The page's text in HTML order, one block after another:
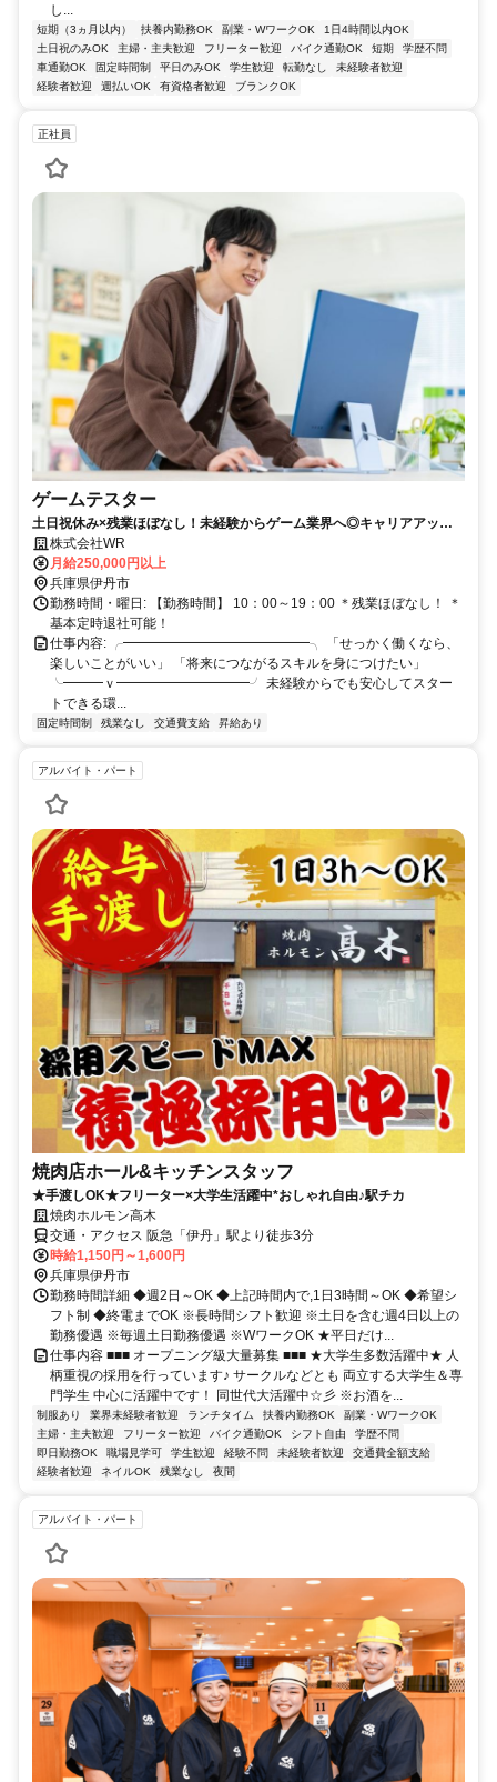
し...
短期（3ヵ月以内） 扶養内勤務OK 副業・WワークOK
1日4時間以内OK
土日祝のみOK
主婦・主夫歓迎 フリーター歓迎 バイク通勤OK 短期
学歴不問
車通勤OK
固定時間制 平日のみOK 学生歓迎 転勤なし
未経験者歓迎
経験者歓迎
週払いOK 有資格者歓迎 ブランクOK
正社員
ゲームテスター
土日祝休み×残業ほぼなし！未経験からゲーム業界へ◎キャリアアップ
もしっかりサポート✨
株式会社WR
月給250,000円以上
兵庫県伊丹市
勤務時間・曜日: 【勤務時間】 10：00～19：00 ＊残業ほぼなし！ ＊
基本定時退社可能！
仕事内容: ╭━━━━━━━━━━━━━━╮ 「せっかく働くなら、
楽しいことがいい」 「将来につながるスキルを身につけたい」
╰━━━ｖ━━━━━━━━━━╯ 未経験からでも安心してスター
トできる環...
固定時間制 残業なし 交通費支給 昇給あり
アルバイト・パート
焼肉店ホール&キッチンスタッフ
★手渡しOK★フリーター×大学生活躍中*おしゃれ自由♪駅チカ
焼肉ホルモン高木
交通・アクセス 阪急「伊丹」駅より徒歩3分
時給1,150円～1,600円
兵庫県伊丹市
勤務時間詳細 ◆週2日～OK ◆上記時間内で,1日3時間～OK ◆希望シ
フト制 ◆終電までOK ※長時間シフト歓迎 ※土日を含む週4日以上の
勤務優遇 ※毎週土日勤務優遇 ※WワークOK ★平日だけ...
仕事内容 ■■■ オープニング級大量募集 ■■■ ★大学生多数活躍中★ 人
柄重視の採用を行っています♪ サークルなどとも 両立する大学生＆専
門学生 中心に活躍中です！ 同世代大活躍中☆彡 ※お酒を...
制服あり 業界未経験者歓迎 ランチタイム 扶養内勤務OK
副業・WワークOK
主婦・主夫歓迎
フリーター歓迎 バイク通勤OK シフト自由
学歴不問
即日勤務OK
職場見学可 学生歓迎 経験不問 未経験者歓迎
交通費全額支給
経験者歓迎
ネイルOK 残業なし 夜間
アルバイト・パート